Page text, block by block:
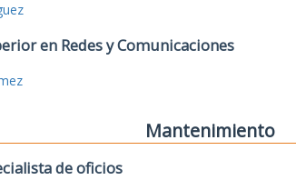
en Redes y Comunicaciones
Mantenimiento
de oficios